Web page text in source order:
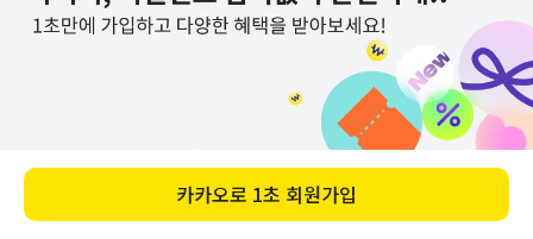
카카오로 1초 회원가입